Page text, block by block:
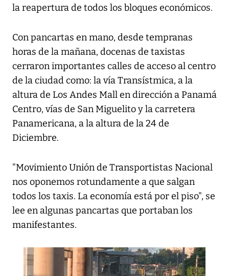
la reapertura de todos los bloques económicos.
Con pancartas en mano, desde tempranas
horas de la mañana, docenas de taxistas
cerraron importantes calles de acceso al centro
de la ciudad como: la vía Transístmica, a la
altura de Los Andes Mall en dirección a Panamá
Centro, vías de San Miguelito y la carretera
Panamericana, a la altura de la 24 de
Diciembre.
"Movimiento Unión de Transportistas Nacional
nos oponemos rotundamente a que salgan
todos los taxis. La economía está por el piso", se
lee en algunas pancartas que portaban los
manifestantes.